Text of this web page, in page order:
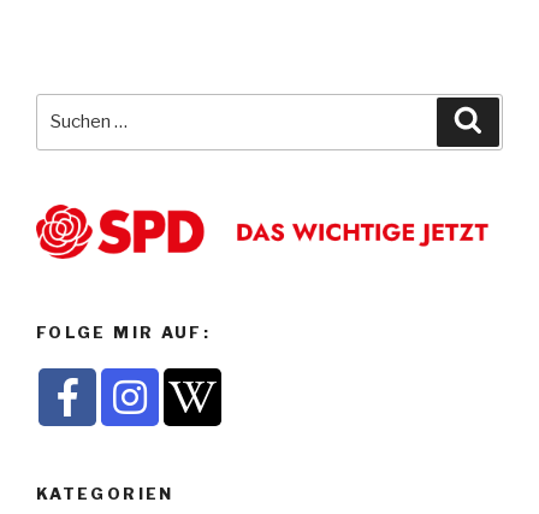
FOLGE MIR AUF:
KATEGORIEN